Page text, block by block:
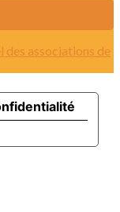
des associations de